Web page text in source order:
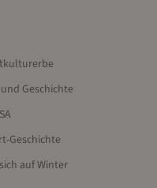
Geschichte
Geschichte
auf Winter